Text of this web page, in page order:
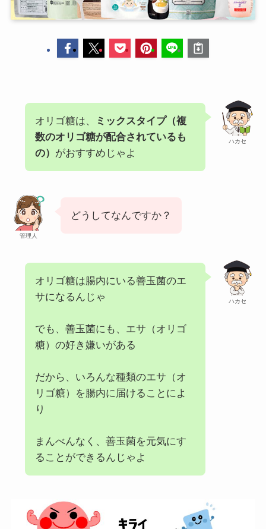
ハカセ
オリゴ糖は、
ミックスタイプ（複
数のオリゴ糖が配合されているも
の） がおすすめじゃよ
管理人
どうしてなんですか？
ハカセ
オリゴ糖は腸内にいる善玉菌のエ
サになるんじゃ
でも、善玉菌にも、エサ（オリゴ
糖）の好き嫌いがある
だから、いろんな種類のエサ（オ
リゴ糖）を腸内に届けることによ
り
まんべんなく、善玉菌を元気にす
ることができるんじゃよ